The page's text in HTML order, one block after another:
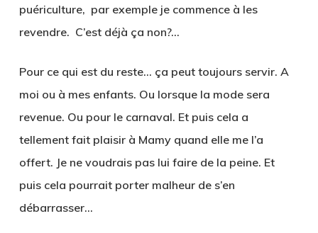
puériculture, par exemple je commence à les
revendre. C’est déjà ça non?…
Pour ce qui est du reste… ça peut toujours servir. A
moi ou à mes enfants. Ou lorsque la mode sera
revenue. Ou pour le carnaval. Et puis cela a
tellement fait plaisir à Mamy quand elle me l’a
offert. Je ne voudrais pas lui faire de la peine. Et
puis cela pourrait porter malheur de s’en
débarrasser…